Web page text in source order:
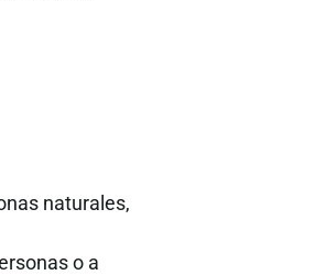
naturales,
o a